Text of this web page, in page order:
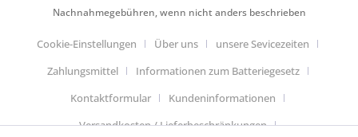
Nachnahmegebühren, wenn nicht anders beschrieben
Cookie-Einstellungen Über uns
unsere Sevicezeiten
Zahlungsmittel
Informationen zum Batteriegesetz
Kontaktformular
Kundeninformationen
Versandkosten / Lieferbeschränkungen